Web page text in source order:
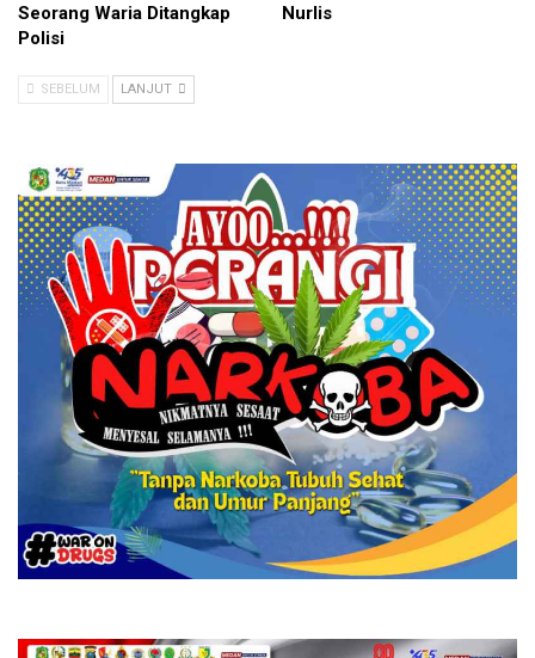
Seorang Waria Ditangkap
Polisi
Nurlis
SEBELUM LANJUT